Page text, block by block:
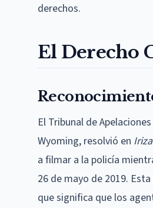
derechos.
El Derecho
El Tribunal de
Wyoming, resolvió en
a filmar a la policía
26 de mayo de 2019.
que significa que los